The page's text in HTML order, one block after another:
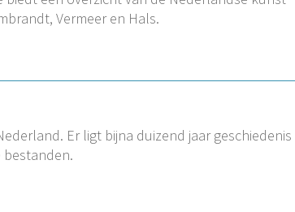
Vermeer en Hals.
Er ligt bijna duizend jaar geschiedenis